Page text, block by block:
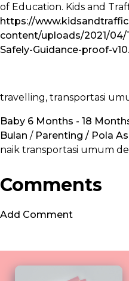
of Education. Kids and
https://
content/uploads/2021/
Safely-Guidance-proof-
travelling, transportasi
Baby 6 Months - 18
Bulan / Parenting / Pola
naik transportasi umum
Comments
Add Comment